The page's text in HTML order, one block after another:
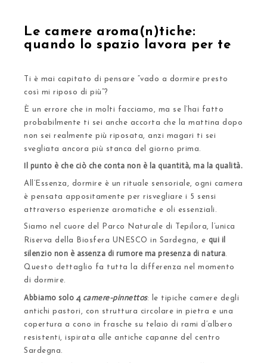
Le camere aroma(n)tiche:
quando lo spazio lavora per te
Ti è mai capitato di pensare “vado a dormire presto
così mi riposo di più”?
È un errore che in molti facciamo, ma se l’hai fatto
probabilmente ti sei anche accorta che la mattina dopo
non sei realmente più riposata, anzi magari ti sei
svegliata ancora più stanca del giorno prima.
Il punto è che ciò che conta non è la quantità, ma la qualità.
All’Essenza, dormire è un rituale sensoriale, ogni camera
è pensata appositamente per risvegliare i 5 sensi
attraverso esperienze aromatiche e oli essenziali.
Siamo nel cuore del
Parco Naturale di Tepilora, l’unica
Riserva della Biosfera UNESCO in Sardegna , e qui il
silenzio non è assenza di rumore ma presenza di natura.
Questo dettaglio fa tutta la differenza nel momento
di dormire.
Abbiamo solo 4 camere-pinnettos: le tipiche camere degli
antichi pastori, con struttura circolare in pietra e una
copertura a cono in frasche su telaio di rami d’albero
resistenti, ispirata alle antiche capanne del centro
Sardegna.